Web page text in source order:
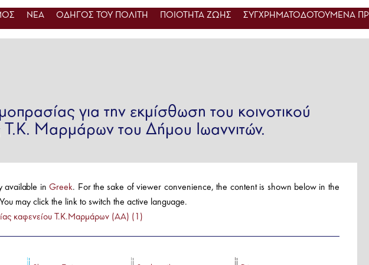
ΝΕΑ ΟΔΗΓΟΣ ΤΟΥ ΠΟΛΙΤΗ ΠΟΙΟΤΗΤΑ ΖΩΗΣ ΣΥΓΧΡΗΜΑΤΟΔΟΤΟΥΜΕΝΑ
για την εκμίσθωση του κοινοτικού
Τ.Κ. Μαρμάρων του Δήμου Ιωαννιτών.
available inGreek. For the sake of viewer convenience, the content is shown below in the
may click the link to switch the active language.
καφενείου Τ.Κ.Μαρμάρων (ΑΑ) (1)